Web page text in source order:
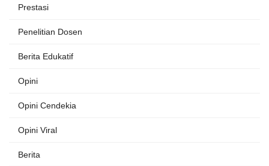
Prestasi
Penelitian Dosen
Berita Edukatif
Opini
Opini Cendekia
Opini Viral
Berita